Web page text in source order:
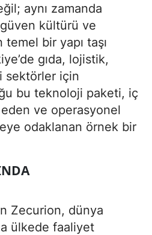
aynı zamanda
kültürü ve
bir yapı taşı
gıda, lojistik,
sektörler için
bu teknoloji paketi, iç
ve operasyonel
odaklanan örnek bir
Zecurion, dünya
ülkede faaliyet